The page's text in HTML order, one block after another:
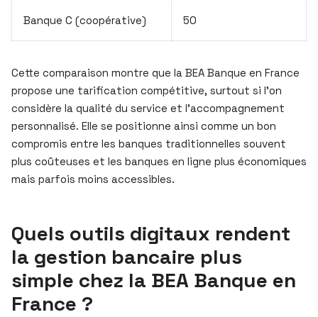
Banque C (coopérative) 50
Cette comparaison montre que la BEA Banque en France
propose une tarification compétitive, surtout si l’on
considère la qualité du service et l’accompagnement
personnalisé. Elle se positionne ainsi comme un bon
compromis entre les banques traditionnelles souvent
plus coûteuses et les banques en ligne plus économiques
mais parfois moins accessibles.
Quels outils digitaux rendent
la gestion bancaire plus
simple chez la BEA Banque en
France ?